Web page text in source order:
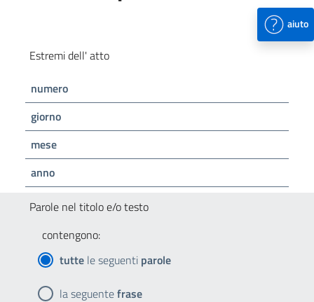
aiuto
Estremi dell' atto
numero
giorno
mese
anno
Parole nel titolo e/o testo
contengono:
tutte le seguenti parole
la seguentefrase